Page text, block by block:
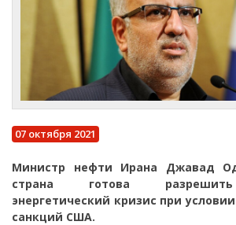
07 октября 2021
Министр нефти Ирана Джавад
страна готова
энергетический кризис при
санкций США.